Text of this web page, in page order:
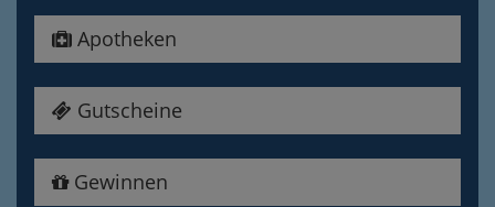
Apotheken
Gutscheine
Gewinnen